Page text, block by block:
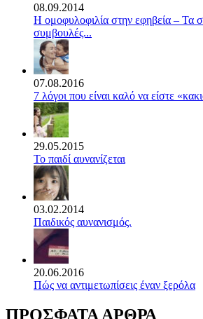
08.09.2014
Η ομοφυλοφιλία στην εφηβεία – Τα
συμβουλές...
07.08.2016
7 λόγοι που είναι καλό να είστε
29.05.2015
Το παιδί αυνανίζεται
03.02.2014
Παιδικός αυνανισμός.
20.06.2016
Πώς να αντιμετωπίσεις έναν ξερόλα
ΠΡΟΣΦΑΤΑ ΑΡΘΡΑ